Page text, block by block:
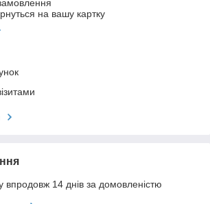
на вашу картку
впродовж 14 днів за домовленістю